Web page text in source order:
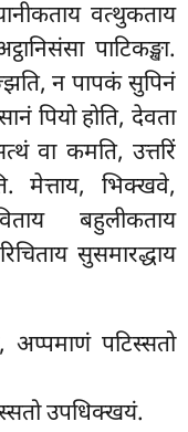
वत्थुकताय
पाटिकङ्खा.
न पापकं सुपिनं
पियो होति, देवता
वा कमति, उत्तरिं
मेत्ताय, भिक्खवे,
बहुलीकताय
सुसमारद्धाय
अप्पमाणं पटिस्सतो
उपधिक्खयं.